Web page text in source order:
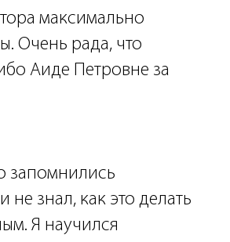
максимально
Очень рада, что
Аиде Петровне за
запомнились
знал, как это делать
Я научился